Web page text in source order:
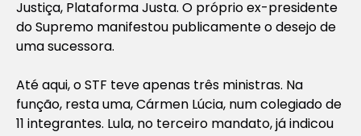
Justiça, Plataforma Justa. O próprio ex-presidente
do Supremo manifestou publicamente o desejo de
uma sucessora.
Até aqui, o STF teve apenas três ministras. Na
função, resta uma, Cármen Lúcia, num colegiado de
11 integrantes. Lula, no terceiro mandato, já indicou